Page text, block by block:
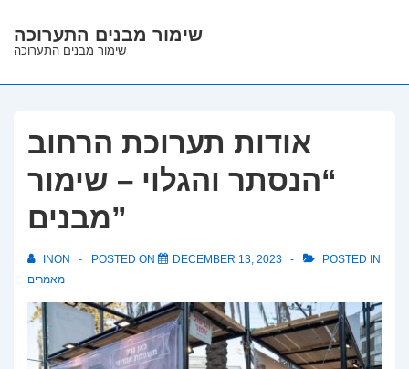
Skip
Main
שימור מבנים התערוכה
שימור מבנים התערוכה
אודות תערוכת הרחוב
“הנסתר והגלוי – שימור
מבנים”
INON POSTED ON DECEMBER 13, 2023
POSTED IN
מאמרים